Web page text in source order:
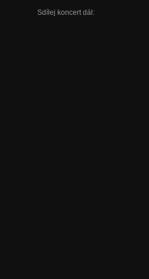
Sdílej koncert dál: